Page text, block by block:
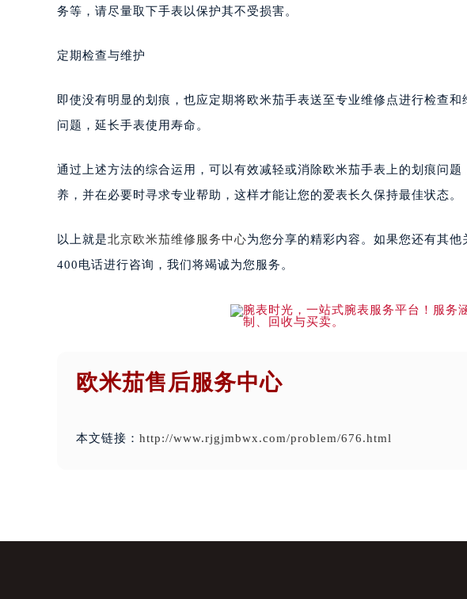
务等，请尽量取下手表以保护其不受损害。
定期检查与维护
即使没有明显的划痕，也应定期将欧米茄手表送至专业维修点进行检查
问题，延长手表使用寿命。
通过上述方法的综合运用，可以有效减轻或消除欧米茄手表上的划痕问
养，并在必要时寻求专业帮助，这样才能让您的爱表长久保持最佳状态。
以上就是北京欧米茄维修服务中心为您分享的精彩内容。如果您还有其
400电话进行咨询，我们将竭诚为您服务。
欧米茄售后服务中心
本文链接： http://www.rjgjmbwx.com/problem/676.html